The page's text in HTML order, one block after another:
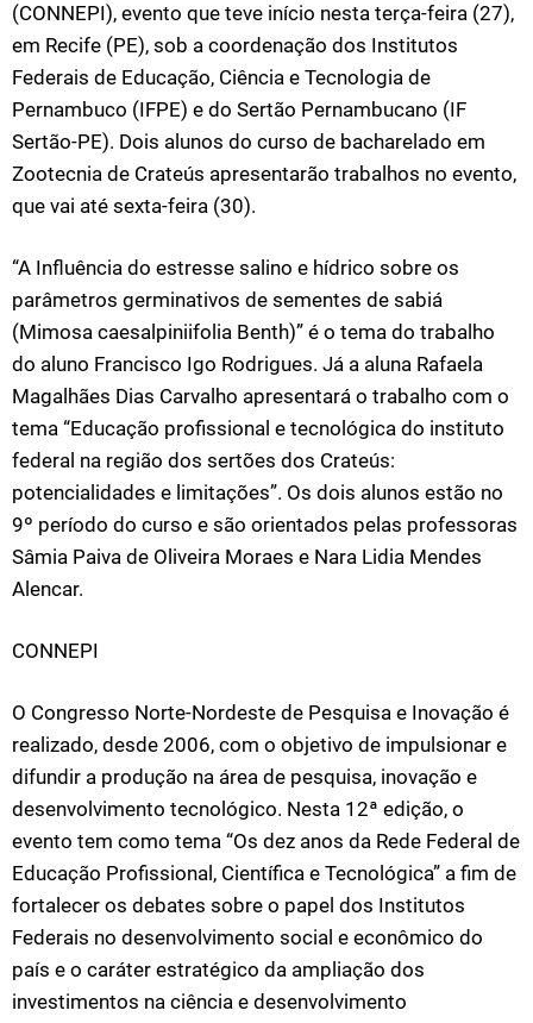
(CONNEPI), evento que teve início nesta terça-feira (27),
em Recife (PE), sob a coordenação dos Institutos
Federais de Educação, Ciência e Tecnologia de
Pernambuco (IFPE) e do Sertão Pernambucano (IF
Sertão-PE). Dois alunos do curso de bacharelado em
Zootecnia de Crateús apresentarão trabalhos no evento,
que vai até sexta-feira (30).
“A Influência do estresse salino e hídrico sobre os
parâmetros germinativos de sementes de sabiá
(Mimosa caesalpiniifolia Benth)” é o tema do trabalho
do aluno Francisco Igo Rodrigues. Já a aluna Rafaela
Magalhães Dias Carvalho apresentará o trabalho com o
tema “Educação profissional e tecnológica do instituto
federal na região dos sertões dos Crateús:
potencialidades e limitações”. Os dois alunos estão no
9º período do curso e são orientados pelas professoras
Sâmia Paiva de Oliveira Moraes e Nara Lidia Mendes
Alencar.
CONNEPI
O Congresso Norte-Nordeste de Pesquisa e Inovação é
realizado, desde 2006, com o objetivo de impulsionar e
difundir a produção na área de pesquisa, inovação e
desenvolvimento tecnológico. Nesta 12ª edição, o
evento tem como tema “Os dez anos da Rede Federal de
Educação Profissional, Científica e Tecnológica” a fim de
fortalecer os debates sobre o papel dos Institutos
Federais no desenvolvimento social e econômico do
país e o caráter estratégico da ampliação dos
investimentos na ciência e desenvolvimento